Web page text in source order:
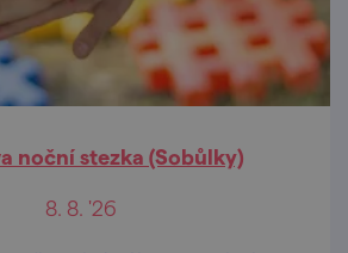
noční stezka (Sobůlky)
8. 8. '26